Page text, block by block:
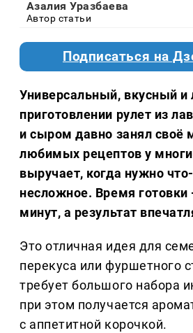
Азалия Уразбаева
Автор статьи
Подписаться на
Универсальный, вкусный и
приготовлении рулет из
и сыром давно занял своё
любимых рецептов у
выручает, когда нужно
несложное. Время готовки
минут, а результат
Это отличная идея для
перекуса или фуршетного
требует большого набора
при этом получается
с аппетитной корочкой.